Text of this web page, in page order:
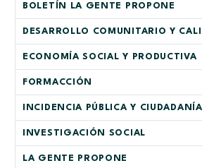
BOLETÍN LA GENTE PROPONE
DESARROLLO COMUNITARIO Y
ECONOMÍA SOCIAL Y PRODUCTIVA
FORMACCIÓN
INCIDENCIA PÚBLICA Y CIUDADANÍA
INVESTIGACIÓN SOCIAL
LA GENTE PROPONE